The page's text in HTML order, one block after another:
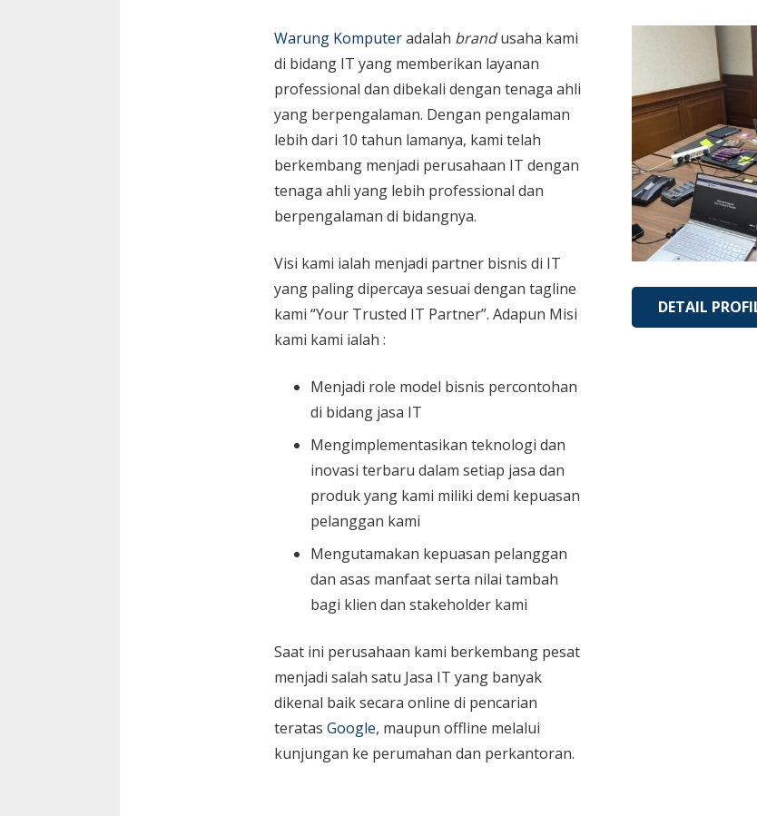
Warung Komputeradalah brandusaha kami
di bidang IT yang memberikan layanan
professional dan dibekali dengan tenaga ahli
yang berpengalaman. Dengan pengalaman
lebih dari 10 tahun lamanya, kami telah
berkembang menjadi perusahaan IT dengan
tenaga ahli yang lebih professional dan
berpengalaman di bidangnya.
Visi kami ialah menjadi partner bisnis di IT
yang paling dipercaya sesuai dengan tagline
kami “Your Trusted IT Partner”. Adapun Misi
kami kami ialah :
Menjadi role model bisnis percontohan
di bidang jasa IT
Mengimplementasikan teknologi dan
inovasi terbaru dalam setiap jasa dan
produk yang kami miliki demi kepuasan
pelanggan kami
Mengutamakan kepuasan pelanggan
dan asas manfaat serta nilai tambah
bagi klien dan stakeholder kami
Saat ini perusahaan kami berkembang pesat
menjadi salah satu Jasa IT yang banyak
dikenal baik secara online di pencarian
teratas Google, maupun offline melalui
kunjungan ke perumahan dan perkantoran.
DETAIL